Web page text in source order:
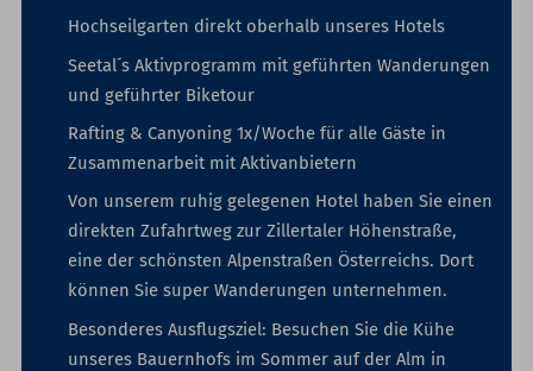
Hochseilgarten direkt oberhalb unseres Hotels
Seetal´s Aktivprogramm mit geführten Wanderungen
und geführter Biketour
Rafting & Canyoning 1x/Woche für alle Gäste in
Zusammenarbeit mit Aktivanbietern
Von unserem ruhig gelegenen Hotel haben Sie einen
direkten Zufahrtweg zur Zillertaler Höhenstraße,
eine der schönsten Alpenstraßen Österreichs. Dort
können Sie super Wanderungen unternehmen.
Besonderes Ausflugsziel: Besuchen Sie die Kühe
unseres Bauernhofs im Sommer auf der Alm in